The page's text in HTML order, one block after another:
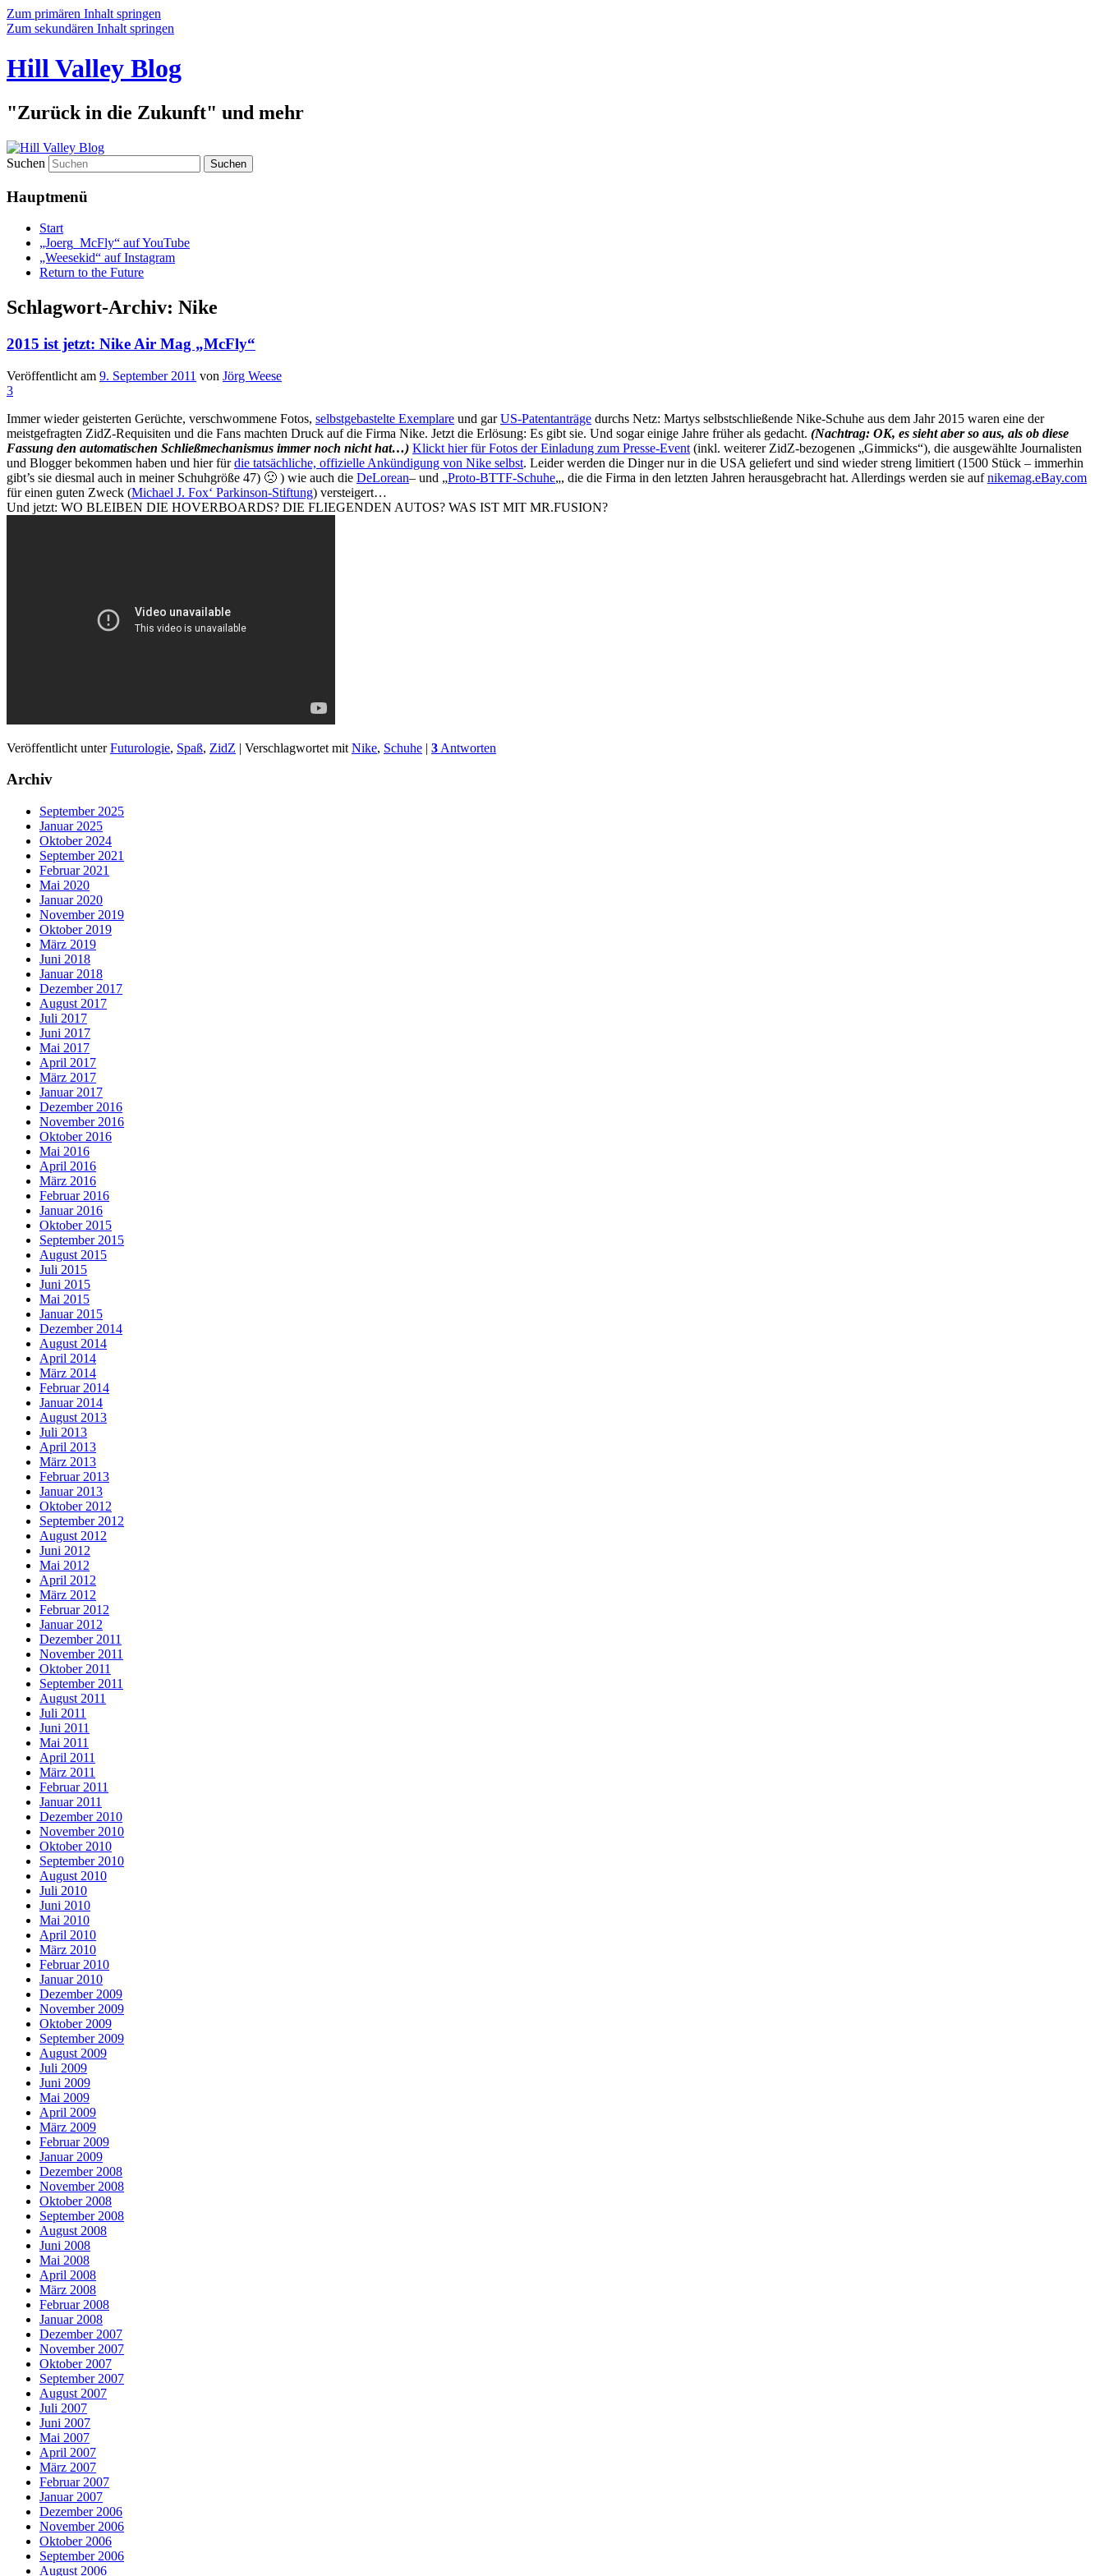
Zum primären Inhalt springen
Zum sekundären Inhalt springen
Hill Valley Blog
"Zurück in die Zukunft" und mehr
Suchen
Hauptmenü
Start
„Joerg_McFly“ auf YouTube
„Weesekid“ auf Instagram
Return to the Future
Schlagwort-Archiv: Nike
2015 ist jetzt: Nike Air Mag „McFly“
Veröffentlicht am 9. September 2011 von Jörg Weese
3
Immer wieder geisterten Gerüchte, verschwommene Fotos, selbstgebastelte Exemplare und garUS-Patentanträge durchs Netz: Martys selbstschließende Nike-Schuhe aus dem Jahr 2015 waren eine der
meistgefragten ZidZ-Requisiten und die Fans machten Druck auf die Firma Nike. Jetzt die Erlösung: Es gibt sie. Und sogar einige Jahre früher als gedacht. (Nachtrag: OK, es sieht aber so aus, als ob diese
Fassung den automatischen Schließmechanismus immer noch nicht hat…) Klickt hier für Fotos der Einladung zum Presse-Event (inkl. weiterer ZidZ-bezogenen „Gimmicks“), die ausgewählte Journalisten
und Blogger bekommen haben und hier fürdie tatsächliche, offizielle Ankündigung von Nike selbst. Leider werden die Dinger nur in die USA geliefert und sind wieder streng limitiert (1500 Stück – immerhin
gibt’s sie diesmal auch in meiner Schuhgröße 47) 🙁 ) wie auch die DeLorean– und „Proto-BTTF-Schuhe„, die die Firma in den letzten Jahren herausgebracht hat. Allerdings werden sie aufnikemag.eBay.com
für einen guten Zweck (Michael J. Fox‘ Parkinson-Stiftung) versteigert…
Und jetzt: WO BLEIBEN DIE HOVERBOARDS? DIE FLIEGENDEN AUTOS? WAS IST MIT MR.FUSION?
Veröffentlicht unter Futurologie, Spaß, ZidZ | Verschlagwortet mit Nike, Schuhe | 3 Antworten
Archiv
September 2025
Januar 2025
Oktober 2024
September 2021
Februar 2021
Mai 2020
Januar 2020
November 2019
Oktober 2019
März 2019
Juni 2018
Januar 2018
Dezember 2017
August 2017
Juli 2017
Juni 2017
Mai 2017
April 2017
März 2017
Januar 2017
Dezember 2016
November 2016
Oktober 2016
Mai 2016
April 2016
März 2016
Februar 2016
Januar 2016
Oktober 2015
September 2015
August 2015
Juli 2015
Juni 2015
Mai 2015
Januar 2015
Dezember 2014
August 2014
April 2014
März 2014
Februar 2014
Januar 2014
August 2013
Juli 2013
April 2013
März 2013
Februar 2013
Januar 2013
Oktober 2012
September 2012
August 2012
Juni 2012
Mai 2012
April 2012
März 2012
Februar 2012
Januar 2012
Dezember 2011
November 2011
Oktober 2011
September 2011
August 2011
Juli 2011
Juni 2011
Mai 2011
April 2011
März 2011
Februar 2011
Januar 2011
Dezember 2010
November 2010
Oktober 2010
September 2010
August 2010
Juli 2010
Juni 2010
Mai 2010
April 2010
März 2010
Februar 2010
Januar 2010
Dezember 2009
November 2009
Oktober 2009
September 2009
August 2009
Juli 2009
Juni 2009
Mai 2009
April 2009
März 2009
Februar 2009
Januar 2009
Dezember 2008
November 2008
Oktober 2008
September 2008
August 2008
Juni 2008
Mai 2008
April 2008
März 2008
Februar 2008
Januar 2008
Dezember 2007
November 2007
Oktober 2007
September 2007
August 2007
Juli 2007
Juni 2007
Mai 2007
April 2007
März 2007
Februar 2007
Januar 2007
Dezember 2006
November 2006
Oktober 2006
September 2006
August 2006